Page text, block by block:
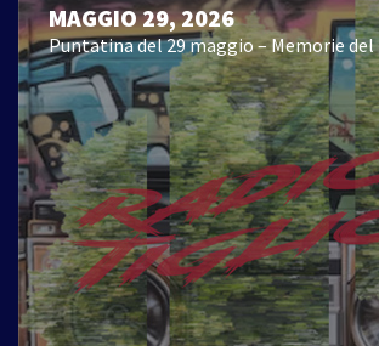
MAGGIO 29, 2026
Puntatina del 29 maggio – Memorie del